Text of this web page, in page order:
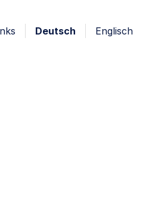
Deutsch Englisch